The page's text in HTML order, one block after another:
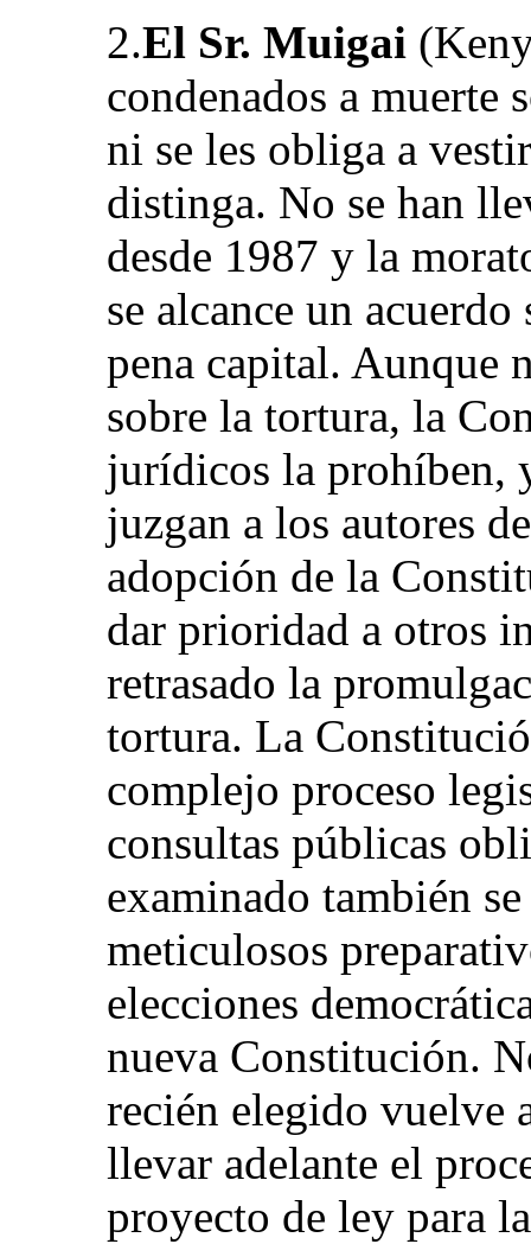
2.El Sr. Muigai
condenados a muerte
ni se les obliga a
distinga. No se han
desde 1987 y la
se alcance un
pena capital. Aunque
sobre la tortura, la
jurídicos la prohíben,
juzgan a los autores
adopción de la
dar prioridad a otros
retrasado la
tortura. La
complejo proceso
consultas públicas
examinado también
meticulosos
elecciones
nueva Constitución.
recién elegido vuelve
llevar adelante el
proyecto de ley para